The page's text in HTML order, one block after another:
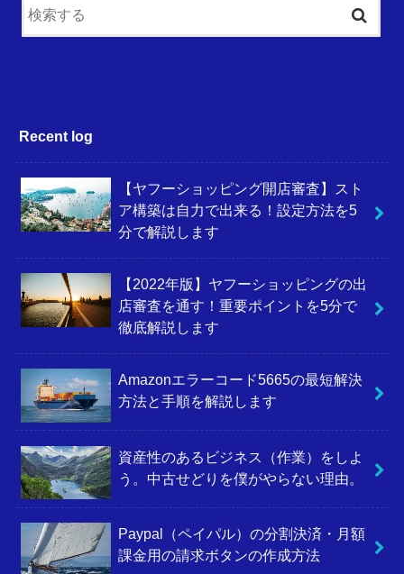
Recent log
【ヤフーショッピング開店審査】スト
ア構築は自力で出来る！設定方法を5
分で解説します
【2022年版】ヤフーショッピングの出
店審査を通す！重要ポイントを5分で
徹底解説します
Amazonエラーコード5665の最短解決
方法と手順を解説します
資産性のあるビジネス（作業）をしよ
う。中古せどりを僕がやらない理由。
Paypal（ペイパル）の分割決済・月額
課金用の請求ボタンの作成方法